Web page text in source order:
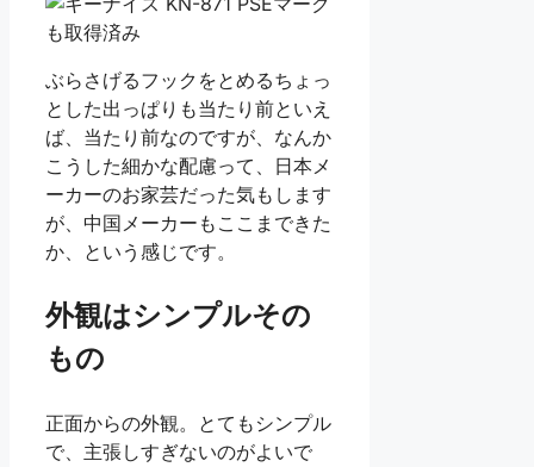
ぶらさげるフックをとめるちょっ
とした出っぱりも当たり前といえ
ば、当たり前なのですが、なんか
こうした細かな配慮って、日本メ
ーカーのお家芸だった気もします
が、中国メーカーもここまできた
か、という感じです。
外観はシンプルその
もの
正面からの外観。とてもシンプル
で、主張しすぎないのがよいで